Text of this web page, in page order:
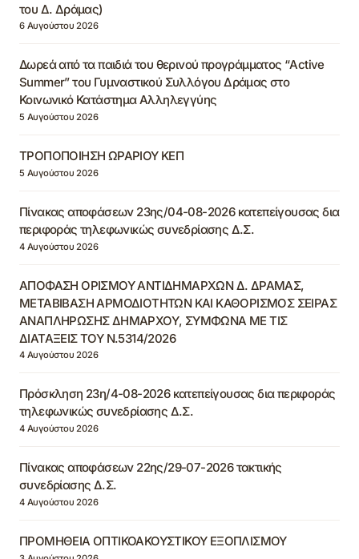
του Δ. Δράμας)
6 Αυγούστου 2026
Δωρεά από τα παιδιά του θερινού προγράμματος “Active
Summer” του Γυμναστικού Συλλόγου Δράμας στο
Κοινωνικό Κατάστημα Αλληλεγγύης
5 Αυγούστου 2026
ΤΡΟΠΟΠΟΙΗΣΗ ΩΡΑΡΙΟΥ ΚΕΠ
5 Αυγούστου 2026
Πίνακας αποφάσεων 23ης/04-08-2026 κατεπείγουσας δια
περιφοράς τηλεφωνικώς συνεδρίασης Δ.Σ.
4 Αυγούστου 2026
ΑΠΟΦΑΣΗ ΟΡΙΣΜΟΥ ΑΝΤΙΔΗΜΑΡΧΩΝ Δ. ΔΡΑΜΑΣ,
ΜΕΤΑΒΙΒΑΣΗ ΑΡΜΟΔΙΟΤΗΤΩΝ ΚΑΙ ΚΑΘΟΡΙΣΜΟΣ ΣΕΙΡΑΣ
ΑΝΑΠΛΗΡΩΣΗΣ ΔΗΜΑΡΧΟΥ, ΣΥΜΦΩΝΑ ΜΕ ΤΙΣ
ΔΙΑΤΑΞΕΙΣ ΤΟΥ Ν.5314/2026
4 Αυγούστου 2026
Πρόσκληση 23η/4-08-2026 κατεπείγουσας δια περιφοράς
τηλεφωνικώς συνεδρίασης Δ.Σ.
4 Αυγούστου 2026
Πίνακας αποφάσεων 22ης/29-07-2026 τακτικής
συνεδρίασης Δ.Σ.
4 Αυγούστου 2026
ΠΡΟΜΗΘΕΙΑ ΟΠΤΙΚΟΑΚΟΥΣΤΙΚΟΥ ΕΞΟΠΛΙΣΜΟΥ